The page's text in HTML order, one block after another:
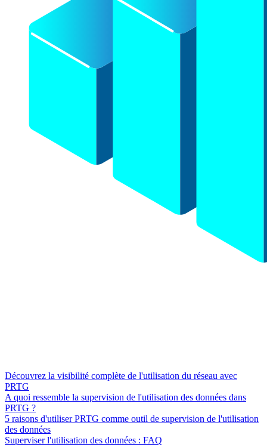
Découvrez la visibilité complète de l'utilisation du réseau avec
PRTG
A quoi ressemble la supervision de l'utilisation des données dans
PRTG ?
5 raisons d'utiliser PRTG comme outil de supervision de l'utilisation
des données
Superviser l'utilisation des données : FAQ